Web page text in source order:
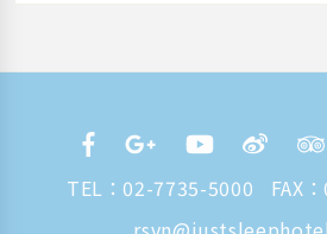
TEL： 02-7735-5000
FAX